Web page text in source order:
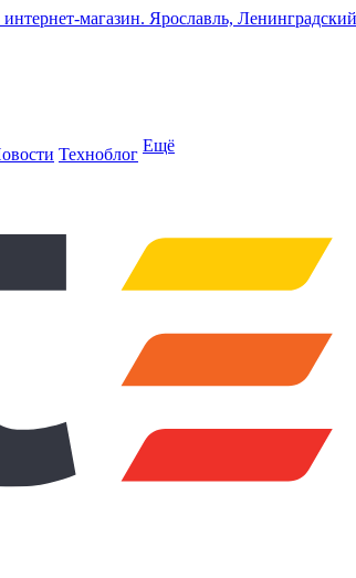
магазин. Ярославль, Ленинградский
Техноблог Ещё